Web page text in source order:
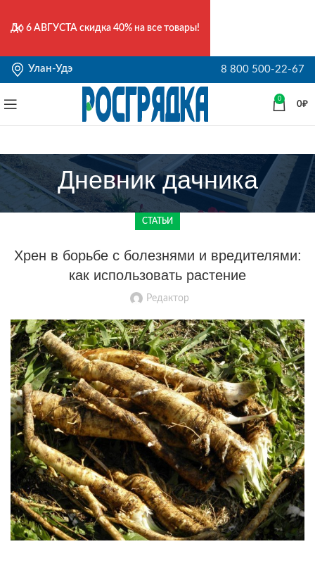
Улан-Удэ 8 800 500-22-67
0
0₽
Дневник дачника
СТАТЬИ
Хрен в борьбе с болезнями и вредителями:
как использовать растение
Редактор
До 6 АВГУСТА скидка 40% на все товары!